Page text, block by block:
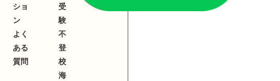
ショ
ン
よく
ある
質問
受
験
不
登
校
海